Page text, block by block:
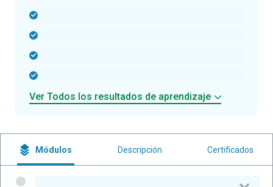
Ver Todos los resultados de aprendizaje
Módulos Descripción Certificados